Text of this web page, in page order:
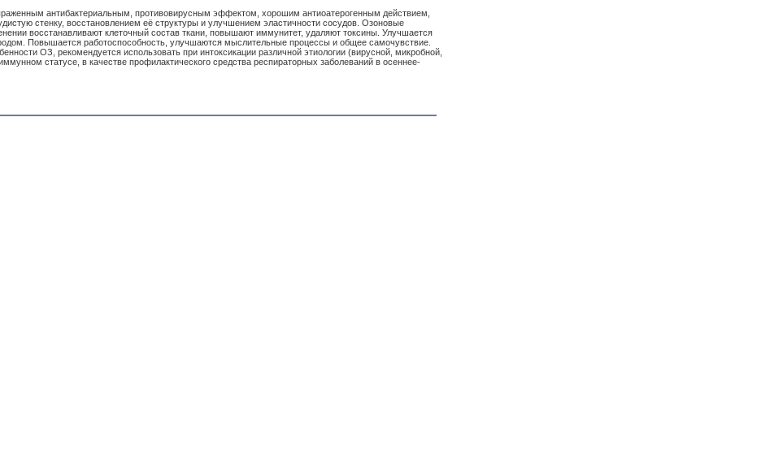
антибактериальным, противовирусным эффектом, хорошим антиоатерогенным действием,
стенку, восстановлением её структуры и улучшением эластичности сосудов. Озоновые
восстанавливают клеточный состав ткани, повышают иммунитет, удаляют токсины. Улучшается
Повышается работоспособность, улучшаются мыслительные процессы и общее самочувствие.
ОЗ, рекомендуется использовать при интоксикации различной этиологии (вирусной, микробной,
статусе, в качестве профилактического средства респираторных заболеваний в осеннее-